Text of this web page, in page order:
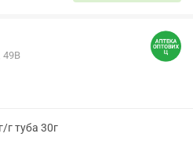
49В
г туба 30г